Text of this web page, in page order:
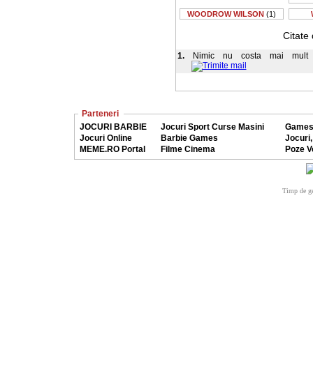
WOODROW WILSON(1)
Citate
1.Nimic nu costa mai mult
Parteneri
JOCURI BARBIE
Jocuri Sport Curse Masini
Jocuri Online
Barbie Games
MEME.RO Portal
Filme Cinema Poze
Timp de